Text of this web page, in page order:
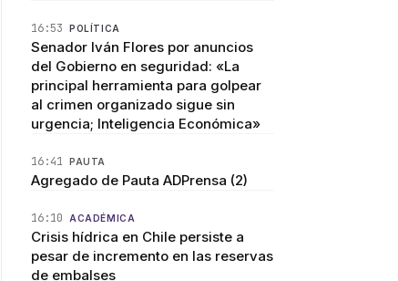
16:53 POLÍTICA
Senador Iván Flores por anuncios
del Gobierno en seguridad: «La
principal herramienta para golpear
al crimen organizado sigue sin
urgencia; Inteligencia Económica»
16:41 PAUTA
Agregado de Pauta ADPrensa (2)
16:10 ACADÉMICA
Crisis hídrica en Chile persiste a
pesar de incremento en las reservas
de embalses